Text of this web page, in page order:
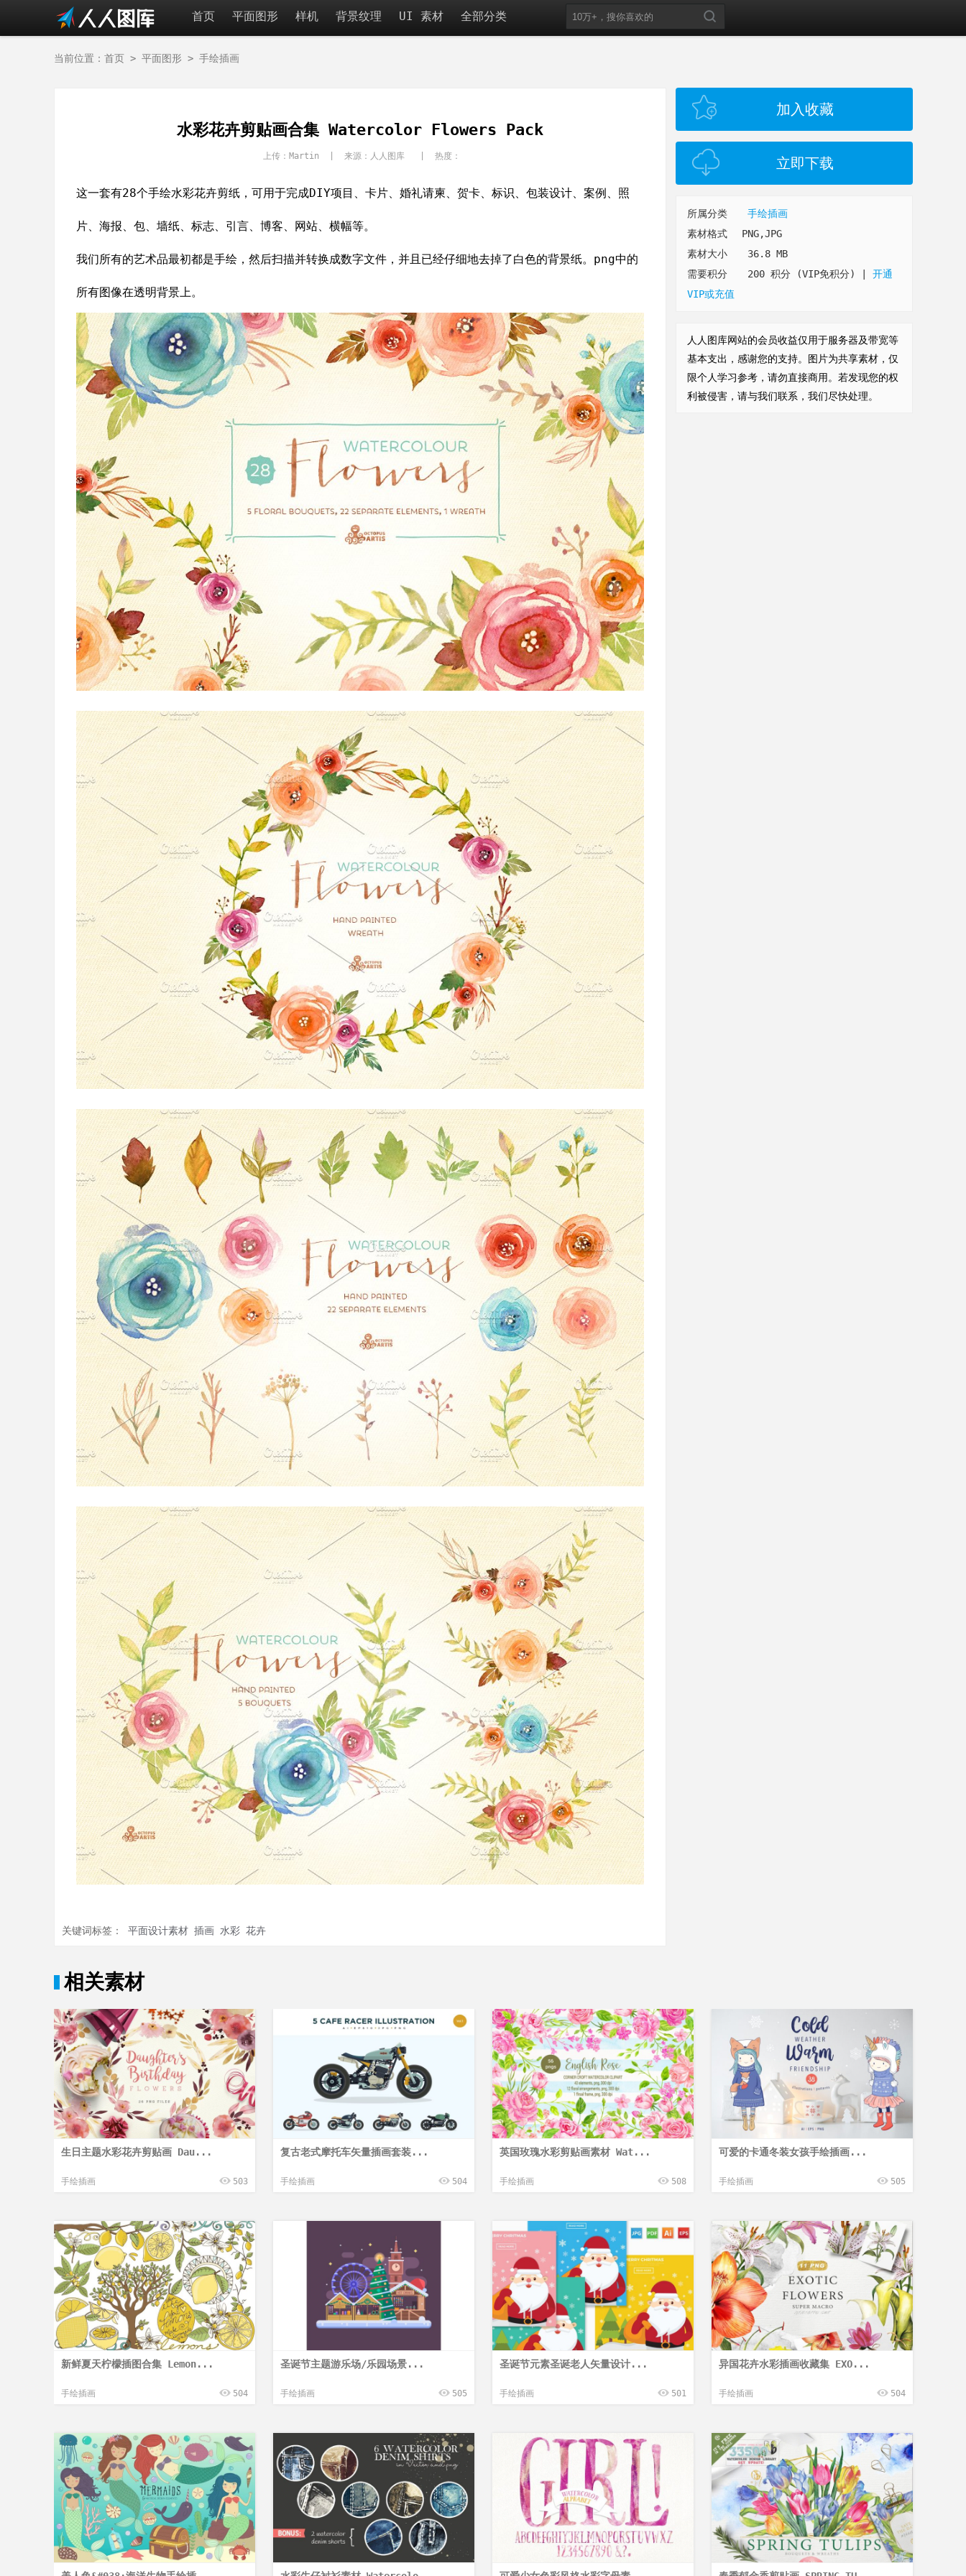
首页 平面图形 样机 背景纹理 UI 素材 全部分类
当前位置： 首页> 平面图形> 手绘插画
水彩花卉剪贴画合集 Watercolor Flowers Pack
上传：Martin | 来源：人人图库 | 热度：
这一套有28个手绘水彩花卉剪纸，可用于完成DIY项目、卡片、婚礼请柬、贺卡、标识、包装设计、案例、照
片、海报、包、墙纸、标志、引言、博客、网站、横幅等。
我们所有的艺术品最初都是手绘，然后扫描并转换成数字文件，并且已经仔细地去掉了白色的背景纸。png中的
所有图像在透明背景上。
关键词标签： 平面设计素材 插画 水彩 花卉
加入收藏
立即下载
所属分类
手绘插画
素材格式
PNG,JPG
素材大小
36.8 MB
需要积分
200 积分 (VIP免积分)
开通
VIP或充值
人人图库网站的会员收益仅用于服务器及带宽等
基本支出，感谢您的支持。图片为共享素材，仅
限个人学习参考，请勿直接商用。若发现您的权
利被侵害，请与我们联系，我们尽快处理。
相关素材
生日主题水彩花卉剪贴画 Dau...
手绘插画 503
复古老式摩托车矢量插画套装...
手绘插画 504
英国玫瑰水彩剪贴画素材 Wat...
手绘插画 508
可爱的卡通冬装女孩手绘插画...
手绘插画 505
新鲜夏天柠檬插图合集 Lemon...
手绘插画 504
圣诞节主题游乐场/乐园场景...
手绘插画 505
圣诞节元素圣诞老人矢量设计...
手绘插画 501
异国花卉水彩插画收藏集 EXO...
手绘插画 504